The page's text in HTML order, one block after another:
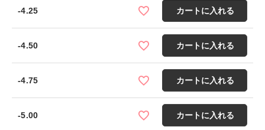
-4.25 カートに入れる
-4.50 カートに入れる
-4.75 カートに入れる
-5.00 カートに入れる